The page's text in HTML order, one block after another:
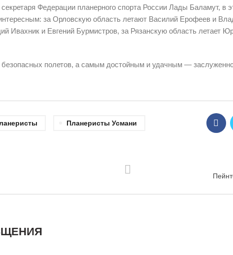
Федерации планерного спорта России Лады Баламут, в
за Орловскую область летают Василий Ерофеев и
Ивахник и Евгений Бурмистров, за Рязанскую область
полетов, а самым достойным и удачным —
Планеристы Усмани